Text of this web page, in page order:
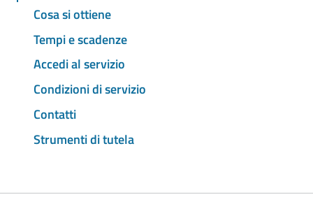
Cosa si ottiene
Tempi e scadenze
Accedi al servizio
Condizioni di servizio
Contatti
Strumenti di tutela